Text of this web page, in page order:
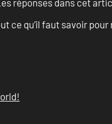
réponses dans cet
ce qu’il faut savoir